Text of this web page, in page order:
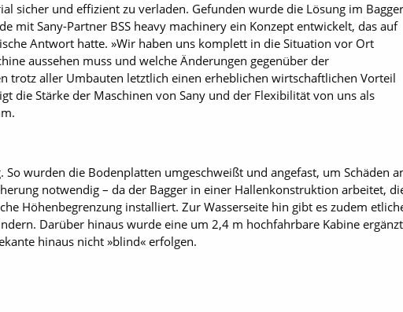
sicher und effizient zu verladen. Gefunden wurde die Lösung im
mit Sany-Partner BSS heavy machinery ein Konzept entwickelt, das auf
Antwort hatte. »Wir haben uns komplett in die Situation vor Ort
aussehen muss und welche Änderungen gegenüber der
trotz aller Umbauten letztlich einen erheblichen wirtschaftlichen Vorteil
die Stärke der Maschinen von Sany und der Flexibilität von uns als
wurden die Bodenplatten umgeschweißt und angefast, um Schäden
notwendig – da der Bagger in einer Hallenkonstruktion arbeitet,
Höhenbegrenzung installiert. Zur Wasserseite hin gibt es zudem
Darüber hinaus wurde eine um 2,4 m hochfahrbare Kabine
hinaus nicht »blind« erfolgen.